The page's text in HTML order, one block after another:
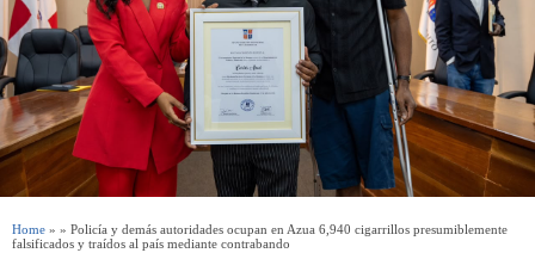
Home » » Policía y demás autoridades ocupan en Azua 6,940 cigarrillos presumiblemente
falsificados y traídos al país mediante contrabando